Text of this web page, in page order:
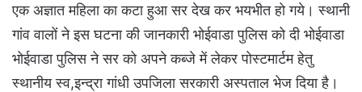
एक अज्ञात महिला का कटा हुआ सर देख कर भयभीत हो गये। स्थानी
गांव वालों ने इस घटना की जानकारी भोईवाडा पुलिस को दी भोईवाडा
भोईवाडा पुलिस ने सर को अपने कब्जे में लेकर पोस्टमार्टम हेतु
स्थानीय स्व,इन्द्रा गांधी उपजिला सरकारी अस्पताल भेज दिया है।